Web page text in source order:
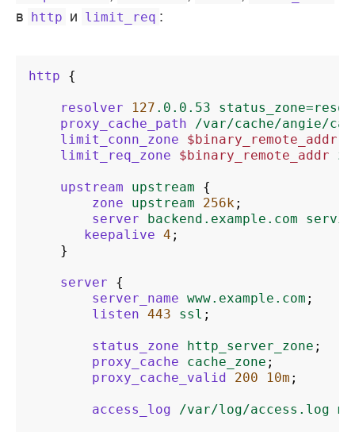
в http и limit_req :
http {
resolver 127 .0.0.53
proxy_cache_path
/var/cache/angie/
limit_conn_zone
$binary_remote_addr
limit_req_zone
$binary_remote_addr
upstream upstream
{
zone
upstream 256k ;
server
backend.example.com
keepalive 4 ;
}
server
{
server_name www.example.com ;
listen 443 ssl ;
status_zone http_server_zone ;
proxy_cache
cache_zone ;
proxy_cache_valid
200 10m ;
access_log /var/log/access.log